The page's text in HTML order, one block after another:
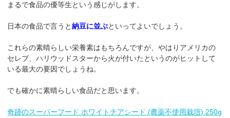
まるで食品の優等生という感じがします。
日本の食品で言うと納豆に並ぶといってよいでしょう。
これらの素晴らしい栄養素はもちろんですが、やはりアメリカの
セレブ、ハリウッドスターから火が付いたというのがヒットして
いる最大の要因でしょうね。
でも確かに素晴らしい食品だと思います。
奇跡のスーパーフード ホワイトチアシード (農薬不使用栽培) 250g